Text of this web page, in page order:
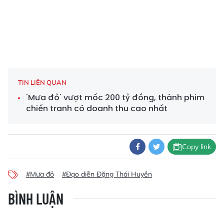
TIN LIÊN QUAN
'Mưa đỏ' vượt mốc 200 tỷ đồng, thành phim
chiến tranh có doanh thu cao nhất
Copy link
#Mưa đỏ #Đạo diễn Đặng Thái Huyền
BÌNH LUẬN